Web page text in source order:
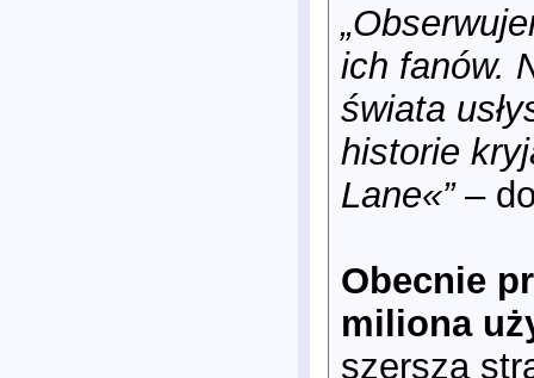
ich fanów.
świata
historie
Lane«”–
Obecnie
miliona
szerszą